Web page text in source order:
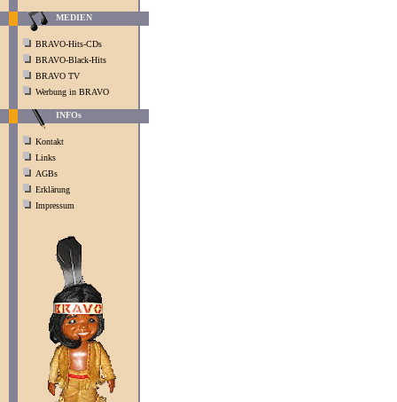
MEDIEN
BRAVO-Hits-CDs
BRAVO-Black-Hits
BRAVO TV
Werbung in BRAVO
INFOs
Kontakt
Links
AGBs
Erklärung
Impressum